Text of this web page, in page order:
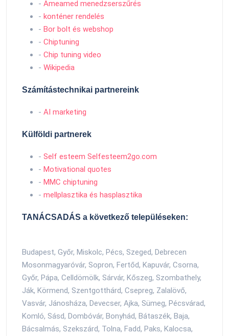
- Ameamed menedzserszűrés
- konténer rendelés
- Bor bolt és webshop
- Chiptuning
- Chip tuning video
- Wikipedia
Számítástechnikai partnereink
- AI marketing
Külföldi partnerek
- Self esteem Selfesteem2go.com
- Motivational quotes
- MMC chiptuning
- mellplasztika és hasplasztika
TANÁCSADÁS a következő településeken:
Budapest, Győr, Miskolc, Pécs, Szeged, Debrecen
Mosonmagyaróvár, Sopron, Fertőd, Kapuvár, Csorna,
Győr, Pápa, Celldömölk, Sárvár, Kőszeg, Szombathely,
Ják, Körmend, Szentgotthárd, Csepreg, Zalalövő,
Vasvár, Jánosháza, Devecser, Ajka, Sümeg, Pécsvárad,
Komló, Sásd, Dombóvár, Bonyhád, Bátaszék, Baja,
Bácsalmás, Szekszárd, Tolna, Fadd, Paks, Kalocsa,